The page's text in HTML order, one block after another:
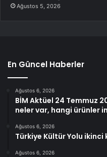
Ağustos 5, 2026
En Güncel Haberler
Ağustos 6, 2026
BİM Aktüel 24 Temmuz
neler var, hangi ürünler
Ağustos 6, 2026
Türkiye Kültür Yolu
Ağustos 6, 2026